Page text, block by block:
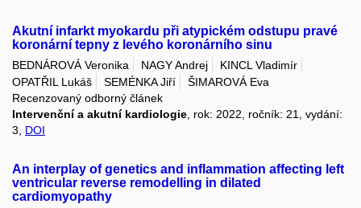
Akutní infarkt myokardu při atypickém odstupu pravé
koronární tepny z levého koronárního sinu
BEDNÁROVÁ Veronika NAGY Andrej
KINCL Vladimír
OPATŘIL Lukáš
SEMÉNKA Jiří
ŠIMAROVÁ Eva
Recenzovaný odborný článek
Intervenční a akutní kardiologie , rok: 2022, ročník: 21, vydání:
3, DOI
An interplay of genetics and inflammation affecting left
ventricular reverse remodelling in dilated
cardiomyopathy